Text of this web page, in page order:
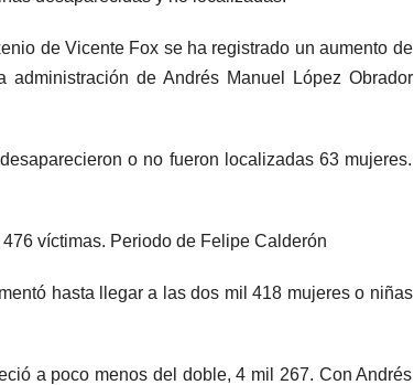
de Vicente Fox se ha registrado un aumento de
de Andrés Manuel López Obrador
o no fueron localizadas 63 mujeres.
víctimas. Periodo de Felipe Calderón
hasta llegar a las dos mil 418 mujeres o niñas
a poco menos del doble, 4 mil 267. Con Andrés